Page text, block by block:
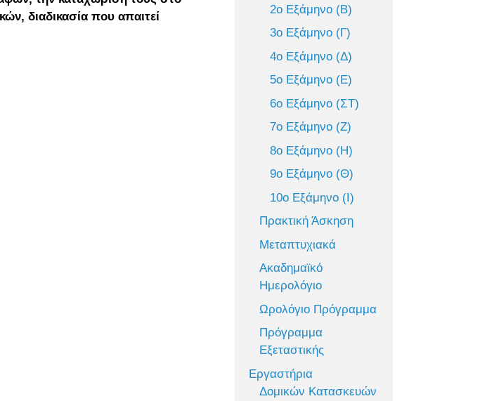
διαδικασία που απαιτεί
2ο Εξάμηνο (Β)
3ο Εξάμηνο (Γ)
4ο Εξάμηνο (Δ)
5ο Εξάμηνο (Ε)
6ο Εξάμηνο (ΣΤ)
7ο Εξάμηνο (Ζ)
8ο Εξάμηνο (Η)
9ο Εξάμηνο (Θ)
10ο Εξάμηνο (Ι)
Πρακτική Άσκηση
Μεταπτυχιακά
Ακαδημαϊκό
Ημερολόγιο
Ωρολόγιο Πρόγραμμα
Πρόγραμμα
Εξεταστικής
Εργαστήρια
Δομικών Κατασκευών